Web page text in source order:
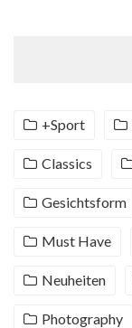
+Sport
Classics
Gesichtsform
Must Have
Neuheiten
Photography